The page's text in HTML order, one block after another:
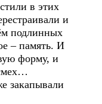
в этих
и
подлинных
– память. И
форму, и
закапывали